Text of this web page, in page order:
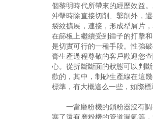
個黎明時代所帶來的經歷效益
沖擊時除直接切削、鑿削外，
裂紋擴展，連接，形成犁屑片
在篩板上繼續受到錘子的打擊
是切實可行的一種手段。性強
膏生產過程尊敬的客戶歡迎您
心。從折斷斷面的狀態可以判
歡的，其中，制砂生產線在這
標準，有大概這么一些，如際
一當磨粉機的鎖粉器沒有
塞了還有磨粉機的管道漏氣等